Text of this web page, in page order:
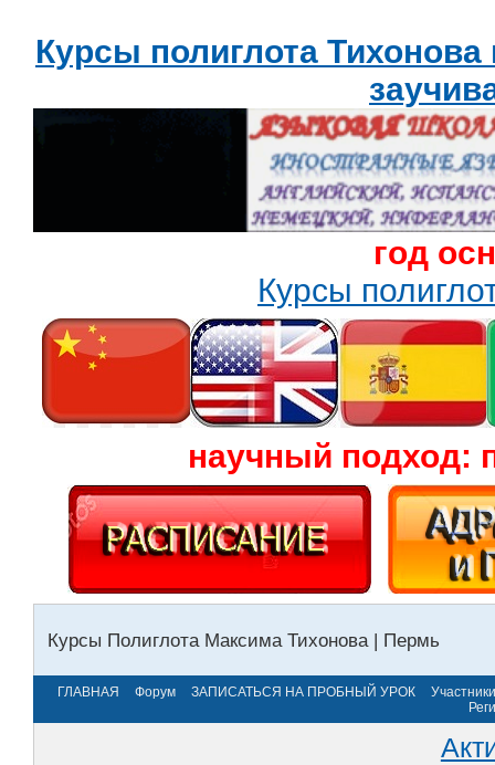
Курсы полиглота
год
Курсы
научный подход:
Курсы Полиглота Максима Тихонова | Пермь
ГЛАВНАЯ Форум ЗАПИСАТЬСЯ НА ПРОБНЫЙ УРОК
Участники